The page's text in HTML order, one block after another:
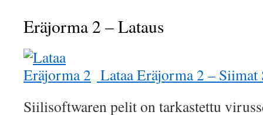
Eräjorma 2 – Lataus
Lataa Eräjorma 2 – Siimat
Siilisoftwaren pelit on tarkastettu